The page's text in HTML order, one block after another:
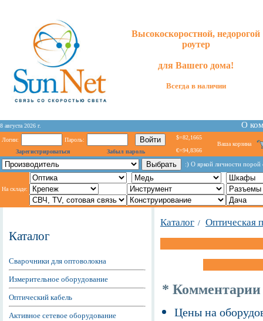
Высокоскоростной, недорогой
роутер
дляВашего дома!
Всегда в наличии
8 августа 2026 г. О
Логин:
Пароль:
Зарегистрироваться
Забыл пароль
$=82,1665
€=94,8366
Ваша корзина
:) О яркой личности порой
На складе:
Каталог
Сварочники для оптоволокна
Измерительное оборудование
Оптический кабель
Активное сетевое оборудование
Каталог / Оптическая
* Комментарии
Цены на